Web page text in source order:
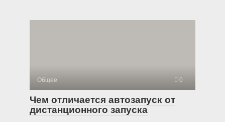
Общее 0
Чем отличается автозапуск от
дистанционного запуска